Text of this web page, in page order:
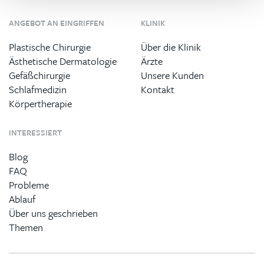
ANGEBOT AN EINGRIFFEN
Plastische Chirurgie
Ästhetische Dermatologie
Gefäßchirurgie
Schlafmedizin
Körpertherapie
KLINIK
Über die Klinik
Ärzte
Unsere Kunden
Kontakt
INTERESSIERT
Blog
FAQ
Probleme
Ablauf
Über uns geschrieben
Themen